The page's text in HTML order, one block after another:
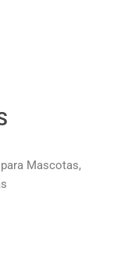
Mascotas,